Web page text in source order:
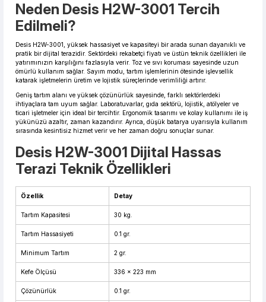
Neden Desis H2W-3001 Tercih
Edilmeli?
Desis H2W-3001, yüksek hassasiyet ve kapasiteyi bir arada sunan dayanıklı ve
pratik bir dijital terazidir. Sektördeki rekabetçi fiyatı ve üstün teknik özellikleri ile
yatırımınızın karşılığını fazlasıyla verir. Toz ve sıvı koruması sayesinde uzun
ömürlü kullanım sağlar. Sayım modu, tartım işlemlerinin ötesinde işlevsellik
katarak işletmelerin üretim ve lojistik süreçlerinde verimliliği artırır.
Geniş tartım alanı ve yüksek çözünürlük sayesinde, farklı sektörlerdeki
ihtiyaçlara tam uyum sağlar. Laboratuvarlar, gıda sektörü, lojistik, atölyeler ve
ticari işletmeler için ideal bir tercihtir. Ergonomik tasarımı ve kolay kullanımı ile iş
yükünüzü azaltır, zaman kazandırır. Ayrıca, düşük batarya uyarısıyla kullanım
sırasında kesintisiz hizmet verir ve her zaman doğru sonuçlar sunar.
Desis H2W-3001 Dijital Hassas
Terazi Teknik Özellikleri
Özellik Detay
Tartım Kapasitesi 30 kg.
Tartım Hassasiyeti 0.1 gr.
Minimum Tartım 2 gr.
Kefe Ölçüsü 336 x 223 mm
Çözünürlük 0.1 gr.